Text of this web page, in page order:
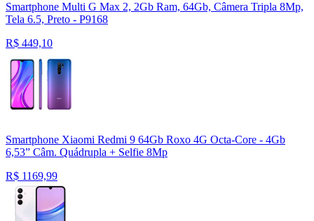
Smartphone Multi G Max 2, 2Gb Ram, 64Gb, Câmera Tripla 8Mp,
Tela 6.5, Preto - P9168
R$ 449,10
Smartphone Xiaomi Redmi 9 64Gb Roxo 4G Octa-Core - 4Gb
6,53” Câm. Quádrupla + Selfie 8Mp
R$ 1169,99